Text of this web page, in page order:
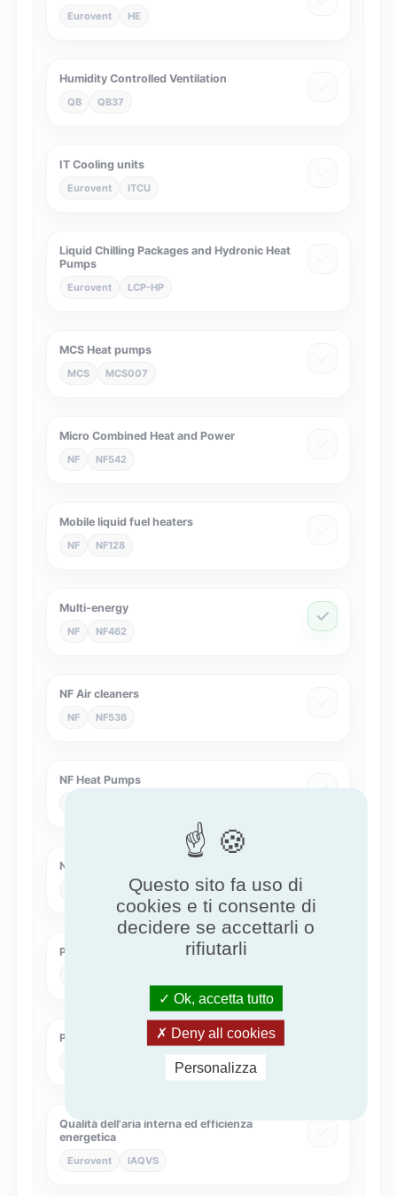
Eurovent HE
Humidity Controlled Ventilation
QB QB37
IT Cooling units
Eurovent ITCU
Liquid Chilling Packages and Hydronic Heat
Pumps
Eurovent LCP-HP
MCS Heat pumps
MCS MCS007
Micro Combined Heat and Power
NF NF542
Mobile liquid fuel heaters
NF NF128
Multi-energy
NF NF462
NF Air cleaners
NF NF536
NF Heat Pumps
Nature of excellence for Air Handling Unit
NEXAHU
Pompe di calore - KEYMARK
Pompe di calore Eurovent
Eurovent-HP
Qualità dell'aria interna ed efficienza
energetica
Eurovent IAQVS
Questo sito fa uso di
cookies e ti consente di
decidere se accettarli o
rifiutarli
Ok, accetta tutto
Deny all cookies
Personalizza